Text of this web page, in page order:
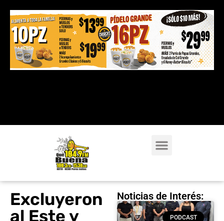
Excluyeron
al Este y
Noticias de Interés:
PODCAST